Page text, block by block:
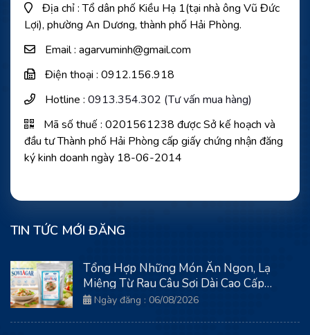
Địa chỉ : Tổ dân phố Kiều Hạ 1(tại nhà ông Vũ Đức
Lợi), phường An Dương, thành phố Hải Phòng.
Email : agarvuminh@gmail.com
Điện thoại : 0912.156.918
Hotline : 0913.354.302 (Tư vấn mua hàng)
Mã số thuế : 0201561238 được Sở kế hoạch và
đầu tư Thành phố Hải Phòng cấp giấy chứng nhận đăng
ký kinh doanh ngày 18-06-2014
TIN TỨC MỚI ĐĂNG
Tổng Hợp Những Món Ăn Ngon, Lạ
Miệng Từ Rau Câu Sợi Dài Cao Cấp
SoviAgar
Ngày đăng : 06/08/2026